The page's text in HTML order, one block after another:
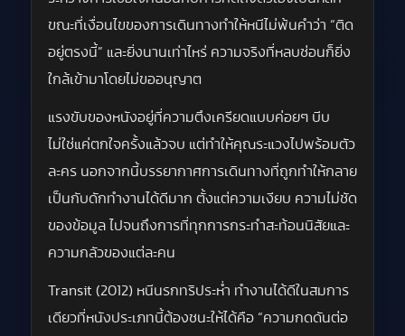
ขณะที่เงื่อนไขของการเดินทางทำให้หนีไม่พ้นคำว่า “ติด
อยู่ตรงนี้” และยิ่งนานเท่าไหร่ ความจริงที่หลบซ่อนก็ยิ่ง
ใกล้เข้ามาโดยไม่ขออนุญาต
แรงขับของหนังอยู่ที่ความตึงเครียดแบบค่อยๆ บีบ
ไม่ใช่แค่ตกใจครั้งแล้วจบ แต่ทำให้คุณระแวงไปพร้อมตัว
ละคร นอกจากนี้บรรยากาศการเดินทางที่ถูกทำให้กลาย
เป็นกับดักทำงานได้ดีมาก ตั้งแต่ความเงียบ ความไม่ชัด
ของข้อมูล ไปจนถึงการที่ทุกการกระทำสะท้อนนิสัยและ
ความกลัวของแต่ละคน
Transit (2012) หนีนรกทริประห่ำ ทำงานได้ดีในสมการ
เดียวที่หนังประเภทนี้ต้องชนะให้ได้คือ “ความกดดันต่อ